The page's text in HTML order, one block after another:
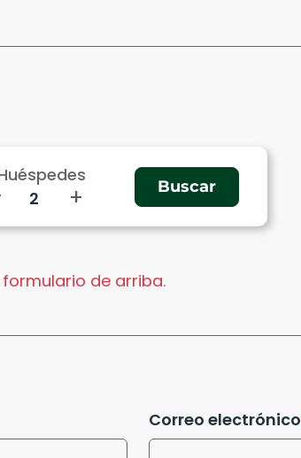
+
de arriba.
Correo electrónico